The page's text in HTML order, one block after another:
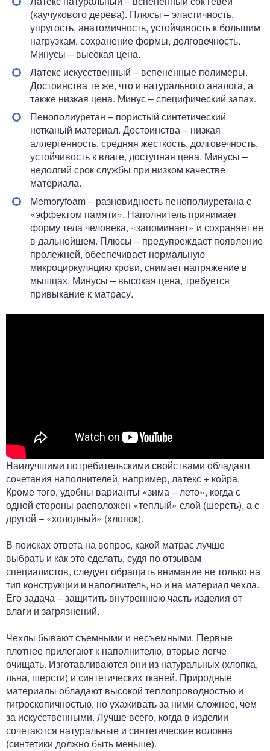
(каучукового дерева). Плюсы – эластичность,
упругость, анатомичность, устойчивость к большим
нагрузкам, сохранение формы, долговечность.
Минусы – высокая цена.
Латекс искусственный – вспененные полимеры.
Достоинства те же, что и натурального аналога, а
также низкая цена. Минус – специфический запах.
Пенополиуретан – пористый синтетический
нетканый материал. Достоинства – низкая
аллергенность, средняя жесткость, долговечность,
устойчивость к влаге, доступная цена. Минусы –
недолгий срок службы при низком качестве
материала.
Memoryfoam – разновидность пенополиуретана с
«эффектом памяти». Наполнитель принимает
форму тела человека, «запоминает» и сохраняет ее
в дальнейшем. Плюсы – предупреждает появление
пролежней, обеспечивает нормальную
микроциркуляцию крови, снимает напряжение в
мышцах. Минусы – высокая цена, требуется
привыкание к матрасу.
Наилучшими потребительскими свойствами обладают
сочетания наполнителей, например, латекс + койра.
Кроме того, удобны варианты «зима – лето», когда с
одной стороны расположен «теплый» слой (шерсть), а с
другой – «холодный» (хлопок).
В поисках ответа на вопрос, какой матрас лучше
выбрать и как это сделать, судя по отзывам
специалистов, следует обращать внимание не только на
тип конструкции и наполнитель, но и на материал чехла.
Его задача – защитить внутреннюю часть изделия от
влаги и загрязнений.
Чехлы бывают съемными и несъемными. Первые
плотнее прилегают к наполнителю, вторые легче
очищать. Изготавливаются они из натуральных (хлопка,
льна, шерсти) и синтетических тканей. Природные
материалы обладают высокой теплопроводностью и
гигроскопичностью, но ухаживать за ними сложнее, чем
за искусственными. Лучше всего, когда в изделии
сочетаются натуральные и синтетические волокна
(синтетики должно быть меньше).